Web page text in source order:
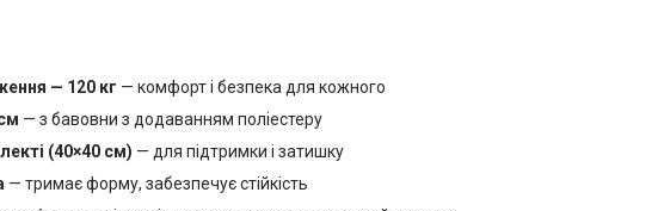
— 120 кг — комфорт і безпека для кожного
— з бавовни з додаванням поліестеру
(40×40 см) — для підтримки і затишку
— тримає форму, забезпечує стійкість